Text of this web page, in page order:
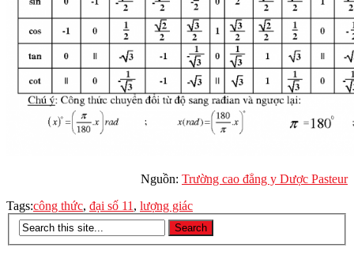
Nguồn: Trường cao đẳng y Dược Pasteur
Tags:công thức, đại số 11, lượng giác